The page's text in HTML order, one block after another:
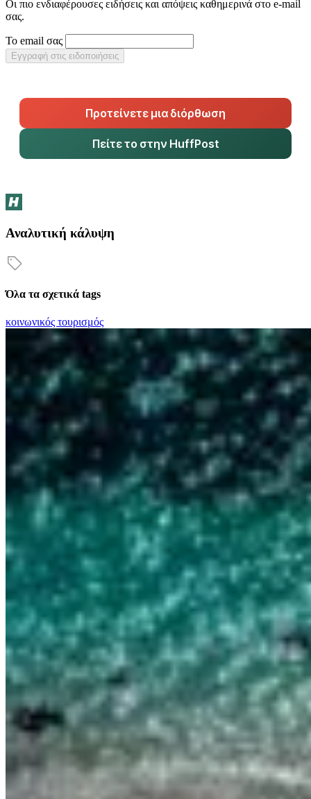
Οι πιο ενδιαφέρουσες ειδήσεις και απόψεις καθημερινά στο e-mail
σας.
Το email σας
Εγγραφή στις ειδοποιήσεις
Προτείνετε μια διόρθωση
Πείτε το στην HuffPost
Αναλυτική κάλυψη
Όλα τα σχετικά tags
κοινωνικός τουρισμός